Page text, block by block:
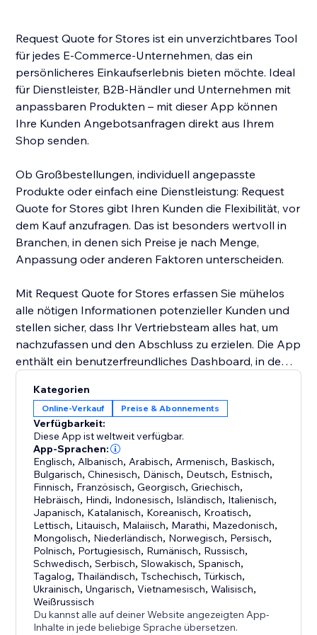
Request Quote for Stores ist ein unverzichtbares Tool
für jedes E-Commerce-Unternehmen, das ein
persönlicheres Einkaufserlebnis bieten möchte. Ideal
für Dienstleister, B2B-Händler und Unternehmen mit
anpassbaren Produkten – mit dieser App können
Ihre Kunden Angebotsanfragen direkt aus Ihrem
Shop senden.
Ob Großbestellungen, individuell angepasste
Produkte oder einfach eine Dienstleistung: Request
Quote for Stores gibt Ihren Kunden die Flexibilität, vor
dem Kauf anzufragen. Das ist besonders wertvoll in
Branchen, in denen sich Preise je nach Menge,
Anpassung oder anderen Faktoren unterscheiden.
Mit Request Quote for Stores erfassen Sie mühelos
alle nötigen Informationen potenzieller Kunden und
stellen sicher, dass Ihr Vertriebsteam alles hat, um
nachzufassen und den Abschluss zu erzielen. Die App
enthält ein benutzerfreundliches Dashboard, in dem
und beantwortet werden können.
Request Quote for Stores steigert die Kundenbindung
und verbessert Ihre Vertriebsprozesse – ein Muss für
jedes Unternehmen, das seine E-Commerce-Strategie
optimieren und die Konversionsraten erhöhen
möchte.
Kategorien
Online-Verkauf Preise & Abonnements
Verfügbarkeit:
Diese App ist weltweit verfügbar.
App-Sprachen:
Englisch, Albanisch, Arabisch, Armenisch, Baskisch,
Bulgarisch,Chinesisch, Dänisch, Deutsch, Estnisch,
Finnisch, Französisch,Georgisch,Griechisch,
Hebräisch, Hindi, Indonesisch, Isländisch, Italienisch,
Japanisch, Katalanisch, Koreanisch, Kroatisch,
Lettisch, Litauisch, Malaiisch, Marathi, Mazedonisch,
Mongolisch, Niederländisch, Norwegisch, Persisch,
Polnisch, Portugiesisch, Rumänisch, Russisch,
Schwedisch,Serbisch,Slowakisch,Spanisch,
Tagalog,Thailändisch,Tschechisch,Türkisch,
Ukrainisch,Ungarisch,Vietnamesisch,Walisisch,
Weißrussisch
Du kannst alle auf deiner Website angezeigten App-
Inhalte in jede beliebige Sprache übersetzen.